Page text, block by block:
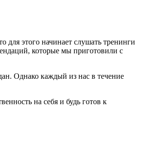
этого начинает слушать тренинги
которые мы приготовили с
Однако каждый из нас в течение
на себя и будь готов к